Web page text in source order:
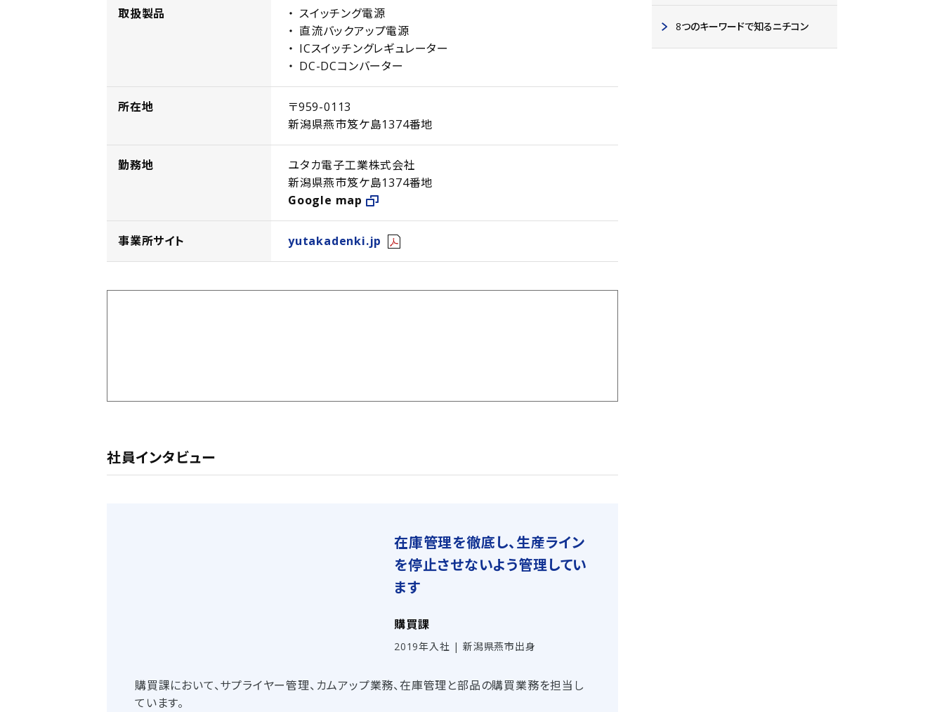
取扱製品
スイッチング電源
直流バックアップ電源
ICスイッチングレギュレーター
DC-DCコンバーター
所在地
〒959-0113
新潟県燕市笈ケ島1374番地
勤務地
ユタカ電子工業株式会社
新潟県燕市笈ケ島1374番地
Google map
事業所サイト yutakadenki.jp
社員インタビュー
在庫管理を徹底し、生産ライン
を停止させないよう管理してい
ます
購買課
2019年入社 | 新潟県燕市出身
購買課において、サプライヤー管理、カムアップ業務、在庫管理と部品の購買業務を担当し
ています。
8つのキーワードで知るニチコン